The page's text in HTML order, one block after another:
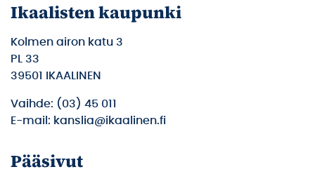
Ikaalisten kaupunki
Kolmen airon katu 3
PL 33
39501 IKAALINEN
Vaihde: (03) 45 011
E-mail: kanslia@ikaalinen.fi
Pääsivut